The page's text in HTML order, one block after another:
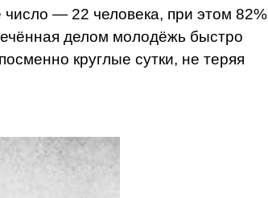
— 22 человека, при этом 82%
делом молодёжь быстро
круглые сут­ки, не теряя